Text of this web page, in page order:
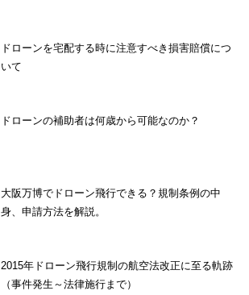
ドローンを宅配する時に注意すべき損害賠償につ
いて
ドローンの補助者は何歳から可能なのか？
大阪万博でドローン飛行できる？規制条例の中
身、申請方法を解説。
2015年ドローン飛行規制の航空法改正に至る軌跡
（事件発生～法律施行まで）